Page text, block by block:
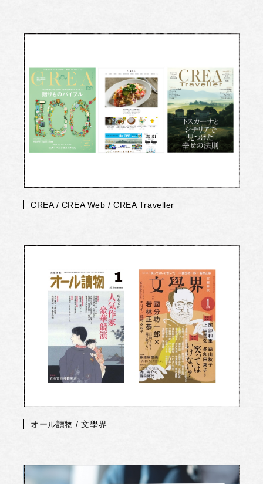
CREA / CREA Web / CREA Traveller
オール讀物 / 文學界